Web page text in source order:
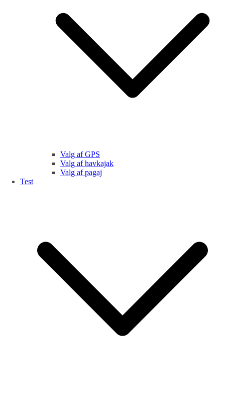
Valg af GPS
Valg af havkajak
Valg af pagaj
Test